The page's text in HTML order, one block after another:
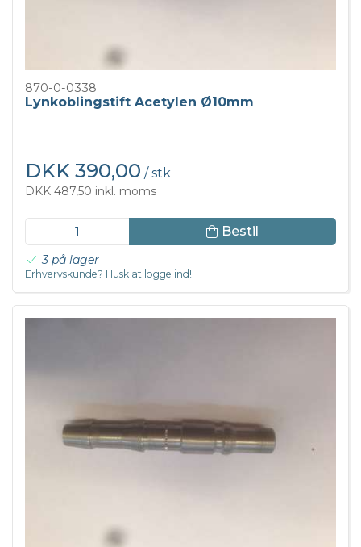
870-0-0338
Lynkoblingstift Acetylen Ø10mm
DKK 390,00 / stk
DKK 487,50 inkl. moms
Bestil
3 på lager
Erhvervskunde? Husk at logge ind!